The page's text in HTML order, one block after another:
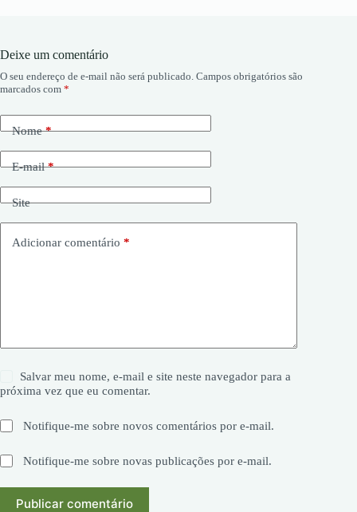
Deixe um comentário
O seu endereço de e-mail não será publicado. Campos obrigatórios são
marcados com *
Nome*
E-mail*
Site
Adicionar comentário *
Salvar meu nome, e-mail e site neste navegador para a
próxima vez que eu comentar.
Notifique-me sobre novos comentários por e-mail.
Notifique-me sobre novas publicações por e-mail.
Publicar comentário